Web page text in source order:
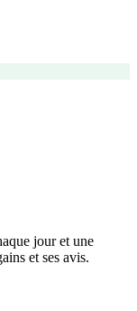
jour et une
et ses avis.